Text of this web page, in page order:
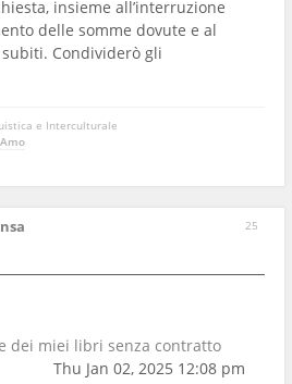
insieme all’interruzione
delle somme dovute e al
Condividerò gli
e Interculturale
25
dei miei libri senza contratto
Thu Jan 02, 2025 12:08 pm